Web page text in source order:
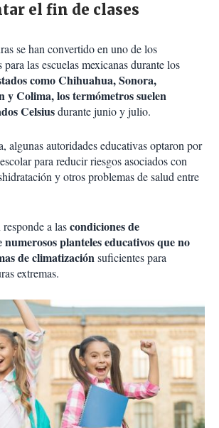
el fin de clases
se han convertido en uno de los
las escuelas mexicanas durante los
como Chihuahua, Sonora,
y Colima, los termómetros suelen
Celsiusdurante junio y julio.
algunas autoridades educativas optaron por
para reducir riesgos asociados con
y otros problemas de salud entre
a lascondiciones de
planteles educativos que no
de climatizaciónsuficientes para
extremas.